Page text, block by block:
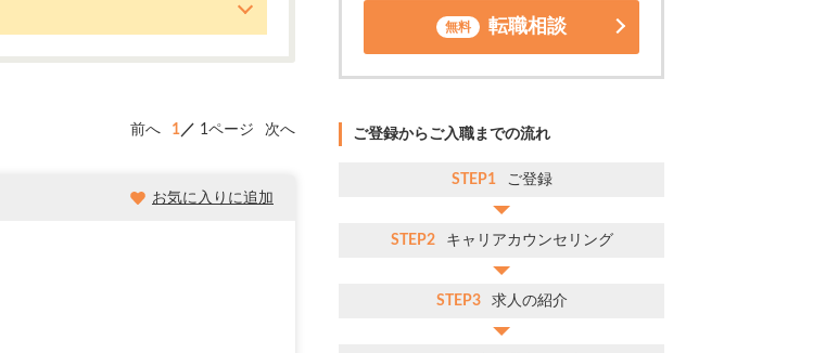
前へ 1 1ページ 次へ
お気に入りに追加
無料 転職相談
ご登録からご入職までの流れ
STEP1 ご登録
STEP2 キャリアカウンセリング
STEP3 求人の紹介